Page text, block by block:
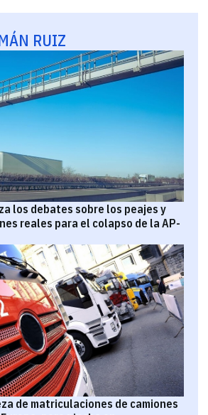
RUIZ
los debates sobre los peajes y
reales para el colapso de la AP-
de matriculaciones de camiones